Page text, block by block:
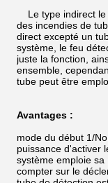
Le type indirect le
des incendies de
direct excepté un
système, le feu
juste la fonction,
ensemble,
tube peut être
Avantages :
mode du début 1/
puissance d'activer
système emploie
compter sur le